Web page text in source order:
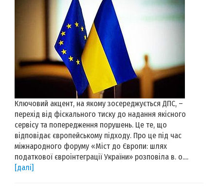
Ключовий акцент, на якому зосереджується ДПС, –
перехід від фіскального тиску до надання якісного
сервісу та попередження порушень. Це те, що
відповідає європейському підходу. Про це під час
міжнародного форуму «Міст до Європи: шлях
податкової євроінтеграції України» розповіла в. о....
[далі]